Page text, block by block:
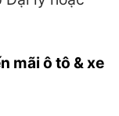
mãi ô tô & xe